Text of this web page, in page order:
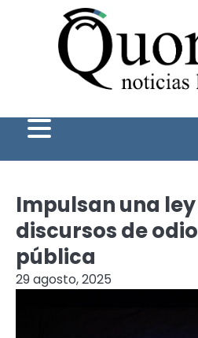
Impulsan una
discursos de
pública
29 agosto, 2025